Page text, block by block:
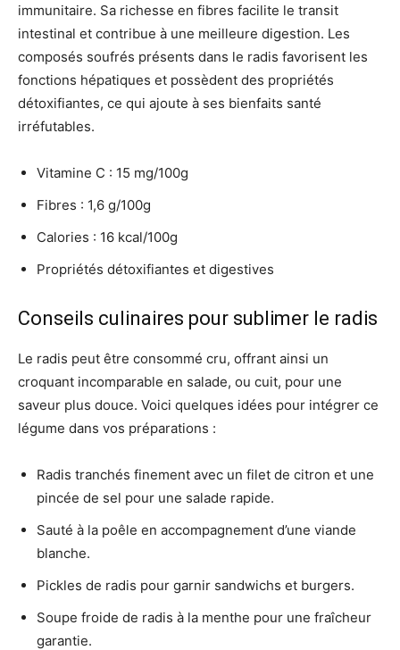
immunitaire. Sa richesse en fibres facilite le transit
intestinal et contribue à une meilleure digestion. Les
composés soufrés présents dans le radis favorisent les
fonctions hépatiques et possèdent des propriétés
détoxifiantes, ce qui ajoute à ses bienfaits santé
irréfutables.
Vitamine C : 15 mg/100g
Fibres : 1,6 g/100g
Calories : 16 kcal/100g
Propriétés détoxifiantes et digestives
Conseils culinaires pour sublimer le radis
Le radis peut être consommé cru, offrant ainsi un
croquant incomparable en salade, ou cuit, pour une
saveur plus douce. Voici quelques idées pour intégrer ce
légume dans vos préparations :
Radis tranchés finement avec un filet de citron et une
pincée de sel pour une salade rapide.
Sauté à la poêle en accompagnement d’une viande
blanche.
Pickles de radis pour garnir sandwichs et burgers.
Soupe froide de radis à la menthe pour une fraîcheur
garantie.